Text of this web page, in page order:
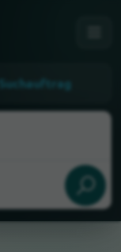
Suchauftrag